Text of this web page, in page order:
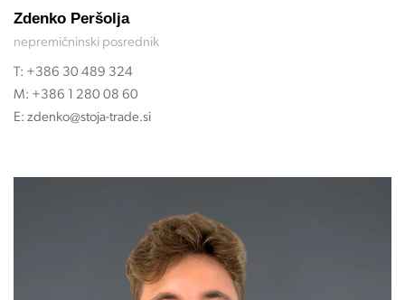
Zdenko Peršolja
nepremičninski posrednik
T: +386 30 489 324
M: +386 1 280 08 60
E: zdenko@stoja-trade.si